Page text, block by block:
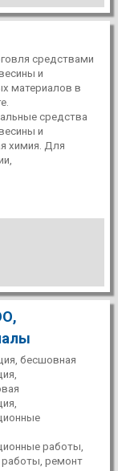
средствами
и
материалов в
средства
и
химия. Для
бесшовная
работы,
ремонт